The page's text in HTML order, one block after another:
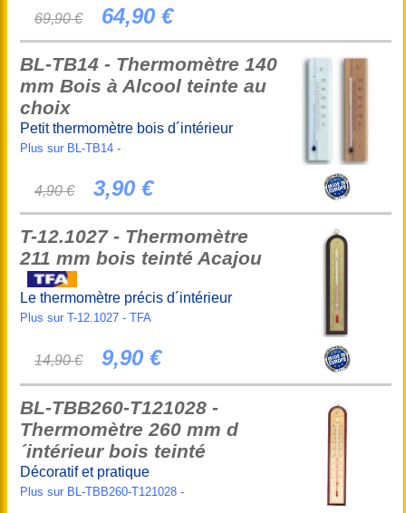
69,90 € 64,90 €
BL-TB14 - Thermomètre 140
mm Bois à Alcool teinte au
choix
Petit thermomètre bois d´intérieur
Plus sur BL-TB14 -
4,90 € 3,90 €
T-12.1027 - Thermomètre
211 mm bois teinté Acajou
Le thermomètre précis d´intérieur
Plus sur T-12.1027 - TFA
14,90 € 9,90 €
BL-TBB260-T121028 -
Thermomètre 260 mm d
´intérieur bois teinté
Décoratif et pratique
Plus sur BL-TBB260-T121028 -